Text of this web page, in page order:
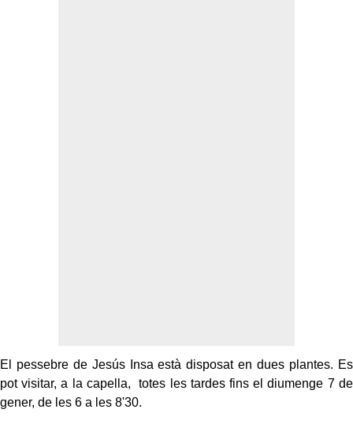
El pessebre de Jesús Insa està disposat en dues plantes. Es
pot visitar, a la capella, totes les tardes fins el diumenge 7 de
gener, de les 6 a les 8'30.